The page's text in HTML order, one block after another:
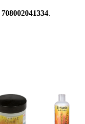
708002041334.